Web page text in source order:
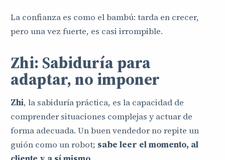
La confianza es como el bambú: tarda en crecer,
pero una vez fuerte, es casi irrompible.
Zhi: Sabiduría para
adaptar, no imponer
Zhi, la sabiduría práctica, es la capacidad de
comprender situaciones complejas y actuar de
forma adecuada. Un buen vendedor no repite un
guión como un robot; sabe leer el momento, al